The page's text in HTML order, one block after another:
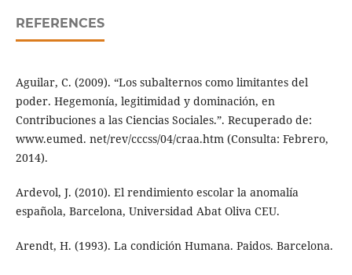
REFERENCES
Aguilar, C. (2009). “Los subalternos como limitantes del
poder. Hegemonía, legitimidad y dominación, en
Contribuciones a las Ciencias Sociales.”. Recuperado de:
www.eumed. net/rev/cccss/04/craa.htm (Consulta: Febrero,
2014).
Ardevol, J. (2010). El rendimiento escolar la anomalía
española, Barcelona, Universidad Abat Oliva CEU.
Arendt, H. (1993). La condición Humana. Paidos. Barcelona.